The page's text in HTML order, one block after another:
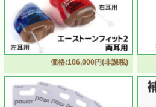
価格:106,000円(非課税)